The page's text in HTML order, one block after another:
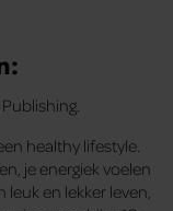
healthy lifestyle.
je energiek voelen
en lekker leven,